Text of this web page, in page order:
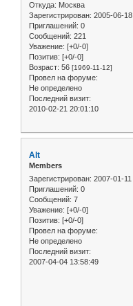
Откуда: Москва
Зарегистрирован: 2005-06-18
Приглашений: 0
Сообщений: 221
Уважение: [+0/-0]
Позитив: [+0/-0]
Возраст: 56 [1969-11-12]
Провел на форуме:
Не определено
Последний визит:
2010-02-21 20:01:10
Alt
Members
Зарегистрирован: 2007-01-11
Приглашений: 0
Сообщений: 7
Уважение: [+0/-0]
Позитив: [+0/-0]
Провел на форуме:
Не определено
Последний визит:
2007-04-04 13:58:49